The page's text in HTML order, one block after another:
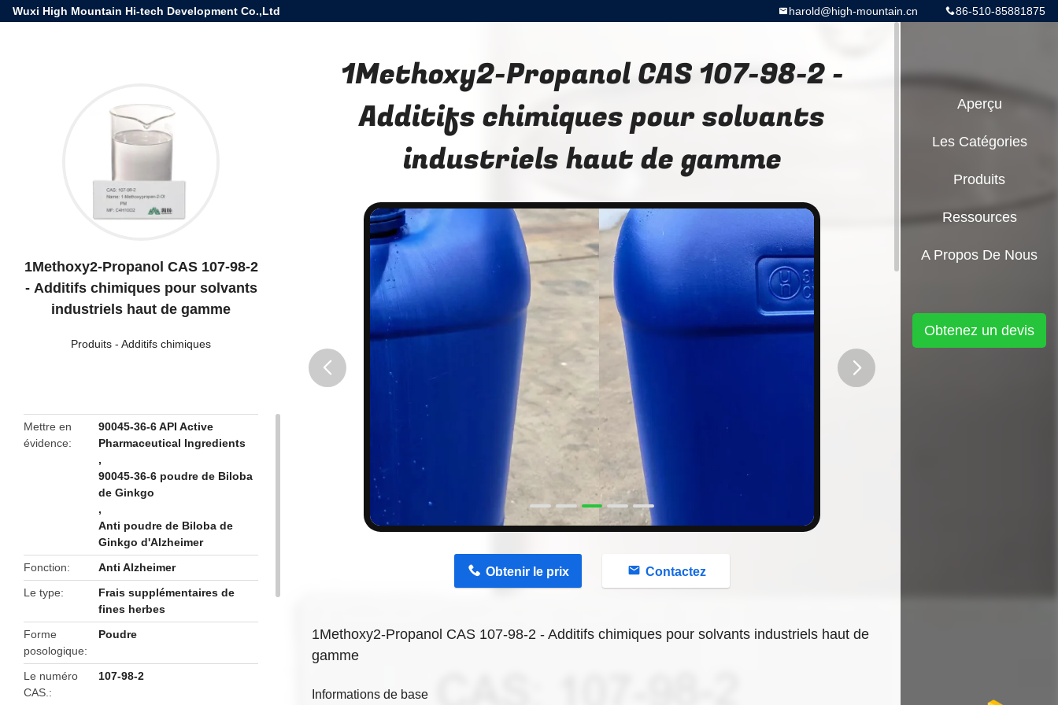
Wuxi High Mountain Hi-tech Development Co.,Ltd 86-510-85881875
harold@high-mountain.cn
1Methoxy2-Propanol CAS 107-98-2
- Additifs chimiques pour solvants
industriels haut de gamme
Produits - Additifs chimiques
Mettre en
évidence
90045-36-6 API Active
Pharmaceutical Ingredients
,
90045-36-6 poudre de Biloba
de Ginkgo
,
Anti poudre de Biloba de
Ginkgo d'Alzheimer
Fonction
Anti Alzheimer
Le type
Frais supplémentaires de
fines herbes
Forme
posologique
Poudre
Le numéro
CAS.
107-98-2
1Methoxy2-Propanol CAS 107-98-2 -
Additifs chimiques pour solvants
industriels haut de gamme
Obtenir le prix Contactez
1Methoxy2-Propanol CAS 107-98-2 - Additifs chimiques pour solvants industriels haut de
gamme
Informations de base
Aperçu
Les Catégories
Produits
Ressources
A Propos De Nous
Obtenez un devis